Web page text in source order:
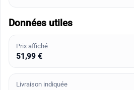
Données utiles
Prix affiché
51,99 €
Livraison indiquée